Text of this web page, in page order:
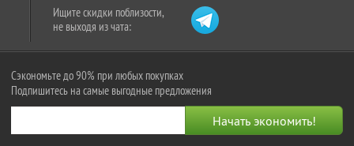
Ищите скидки поблизости,
не выходя из чата:
Сэкономьте до 90% при любых покупках
Подпишитесь на самые выгодные предложения